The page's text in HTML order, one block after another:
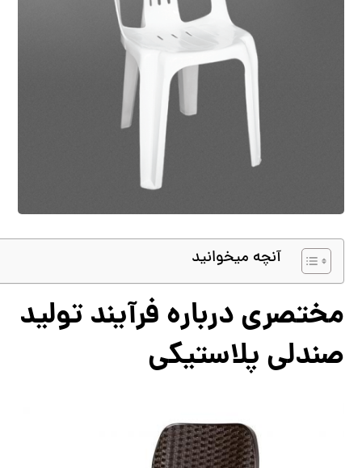
آنچه میخوانید
مختصری درباره فرآیند تولید
صندلی پلاستیکی